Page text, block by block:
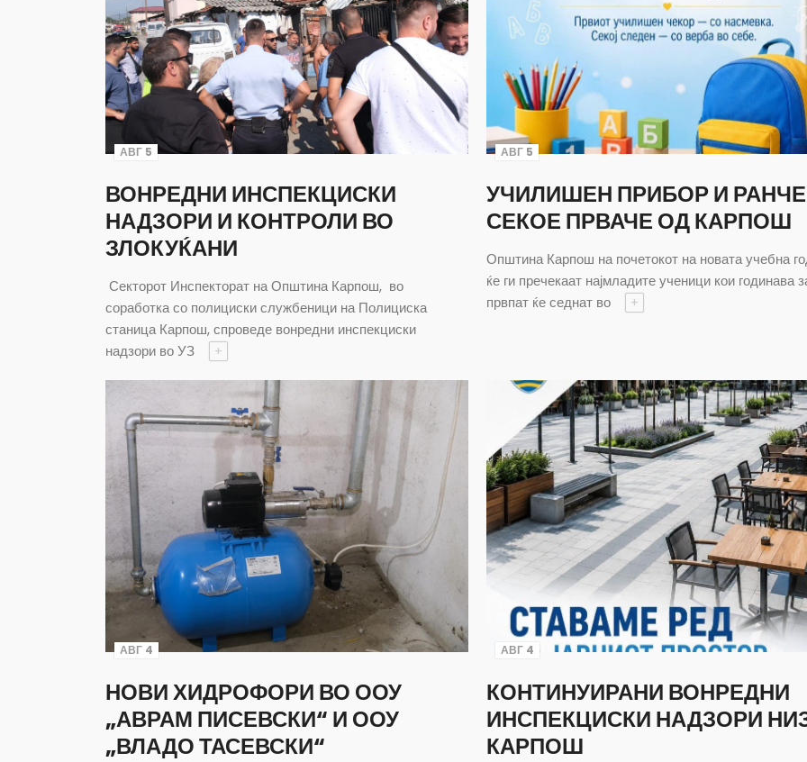
АВГ 5
ВОНРЕДНИ ИНСПЕКЦИСКИ
НАДЗОРИ И КОНТРОЛИ ВО
ЗЛОКУЌАНИ
Секторот Инспекторат на Општина Карпош, во
соработка со полициски службеници на Полициска
станица Карпош, спроведе вонредни инспекциски
надзори во УЗ
+
АВГ 5
УЧИЛИШЕН ПРИБОР И
СЕКОЕ ПРВАЧЕ ОД КАРПОШ
Општина Карпош на почетокот на новата учебна
ќе ги пречекаат најмладите ученици кои годинава
првпат ќе седнат во
+
АВГ 4
НОВИ ХИДРОФОРИ ВО ООУ
„АВРАМ ПИСЕВСКИ“ И ООУ
„ВЛАДО ТАСЕВСКИ“
АВГ 4
КОНТИНУИРАНИ ВОНРЕДНИ
ИНСПЕКЦИСКИ НАДЗОРИ
КАРПОШ